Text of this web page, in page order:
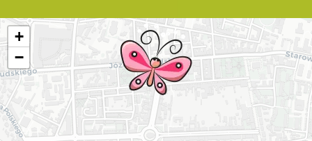
+
−